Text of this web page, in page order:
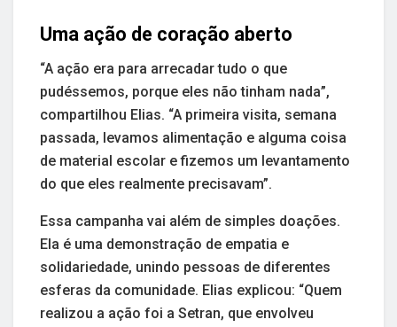
Uma ação de coração aberto
“A ação era para arrecadar tudo o que
pudéssemos, porque eles não tinham nada”,
compartilhou Elias. “A primeira visita, semana
passada, levamos alimentação e alguma coisa
de material escolar e fizemos um levantamento
do que eles realmente precisavam”.
Essa campanha vai além de simples doações.
Ela é uma demonstração de empatia e
solidariedade, unindo pessoas de diferentes
esferas da comunidade. Elias explicou: “Quem
realizou a ação foi a Setran, que envolveu